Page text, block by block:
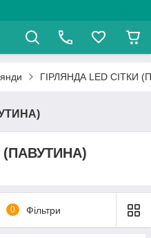
ГІРЛЯНДА LED СІТКИ
(ПАВУТИНА)
0 Фільтри